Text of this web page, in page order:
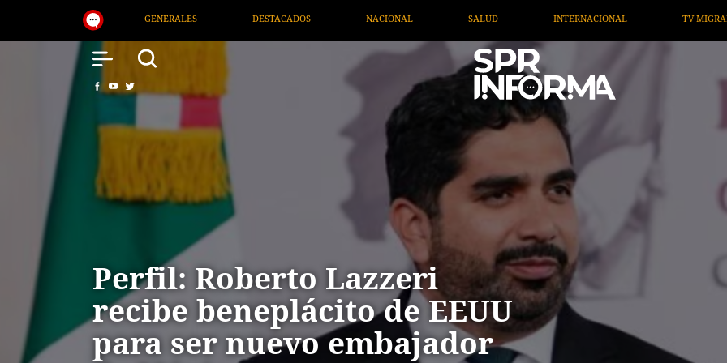
DESTACADOS NACIONAL INTERNACIONAL TV MIGRANTE INFORMA
Perfil: Roberto Lazzeri
recibe beneplácito de EEUU
para ser nuevo embajador